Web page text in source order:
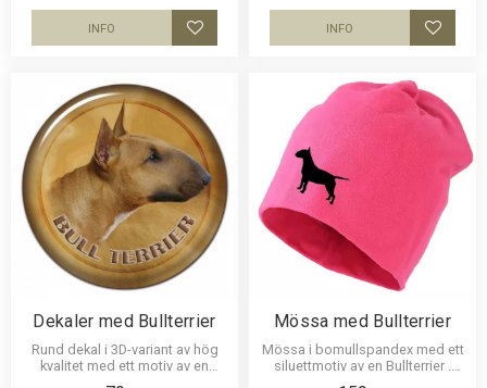
Lägg till i favoriter
INFO
Lägg
INFO
Dekaler med Bullterrier
Rund dekal i 3D-variant av hög
kvalitet med ett motiv av en
Mössa med Bullterrier
Mössa i bomullspandex med ett
siluettmotiv av en Bullterrier .